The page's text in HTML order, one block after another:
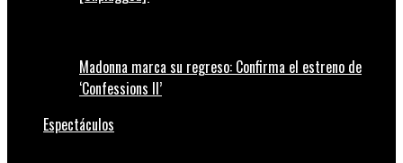
Madonna marca su regreso: Confirma el estreno de
‘Confessions II’
Espectáculos